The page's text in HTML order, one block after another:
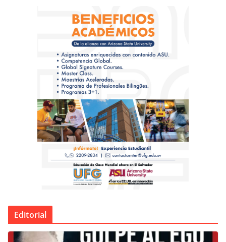
Editorial